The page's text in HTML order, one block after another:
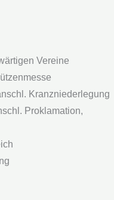
Vereine
Kranzniederlegung
Proklamation,